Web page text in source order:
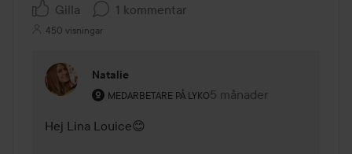
Gilla 1 kommentar
450 visningar
Natalie
MEDARBETARE PÅ LYKO
Användarens roll: Medarbetare på Lyko.
5 månader
Kommentaren lades 5
Hej Lina Louice😊